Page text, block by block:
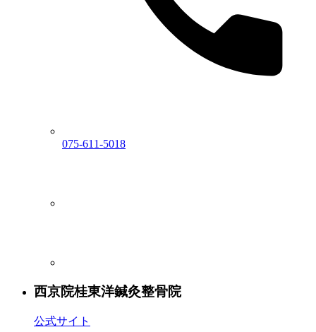
075-611-5018
西京院桂東洋鍼灸整骨院
公式サイト